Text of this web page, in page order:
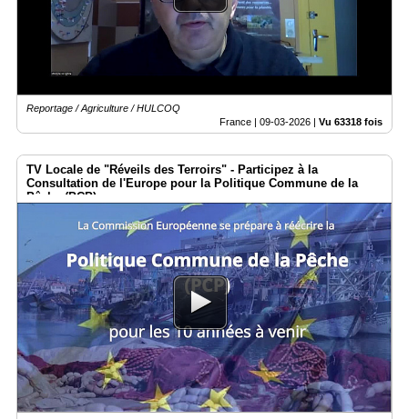
Reportage / Agriculture / HULCOQ
France | 09-03-2026 | Vu 63318 fois
TV Locale de "Réveils des Terroirs" - Participez à la
Consultation de l'Europe pour la Politique Commune de la
Pêche (PCP)